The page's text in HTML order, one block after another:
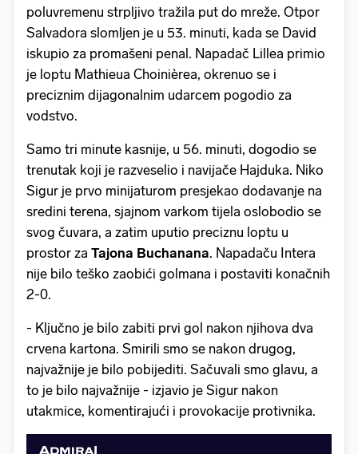
poluvremenu strpljivo tražila put do mreže. Otpor
Salvadora slomljen je u 53. minuti, kada se David
iskupio za promašeni penal. Napadač Lillea primio
je loptu Mathieua Choinièrea, okrenuo se i
preciznim dijagonalnim udarcem pogodio za
vodstvo.
Samo tri minute kasnije, u 56. minuti, dogodio se
trenutak koji je razveselio i navijače Hajduka. Niko
Sigur je prvo minijaturom presjekao dodavanje na
sredini terena, sjajnom varkom tijela oslobodio se
svog čuvara, a zatim uputio preciznu loptu u
prostor za Tajona Buchanana. Napadaču Intera
nije bilo teško zaobići golmana i postaviti konačnih
2-0.
- Ključno je bilo zabiti prvi gol nakon njihova dva
crvena kartona. Smirili smo se nakon drugog,
najvažnije je bilo pobijediti. Sačuvali smo glavu, a
to je bilo najvažnije - izjavio je Sigur nakon
utakmice, komentirajući i provokacije protivnika.